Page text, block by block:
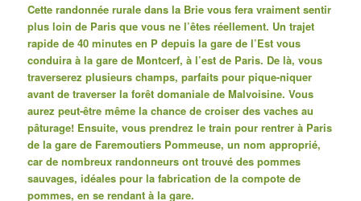
Cette randonnée rurale dans la Brie vous fera vraiment sentir
plus loin de Paris que vous ne l’êtes réellement. Un trajet
rapide de 40 minutes en P depuis la gare de l’Est vous
conduira à la gare de Montcerf, à l’est de Paris. De là, vous
traverserez plusieurs champs, parfaits pour pique-niquer
avant de traverser la forêt domaniale de Malvoisine. Vous
aurez peut-être même la chance de croiser des vaches au
pâturage! Ensuite, vous prendrez le train pour rentrer à Paris
de la gare de Faremoutiers Pommeuse, un nom approprié,
car de nombreux randonneurs ont trouvé des pommes
sauvages, idéales pour la fabrication de la compote de
pommes, en se rendant à la gare.